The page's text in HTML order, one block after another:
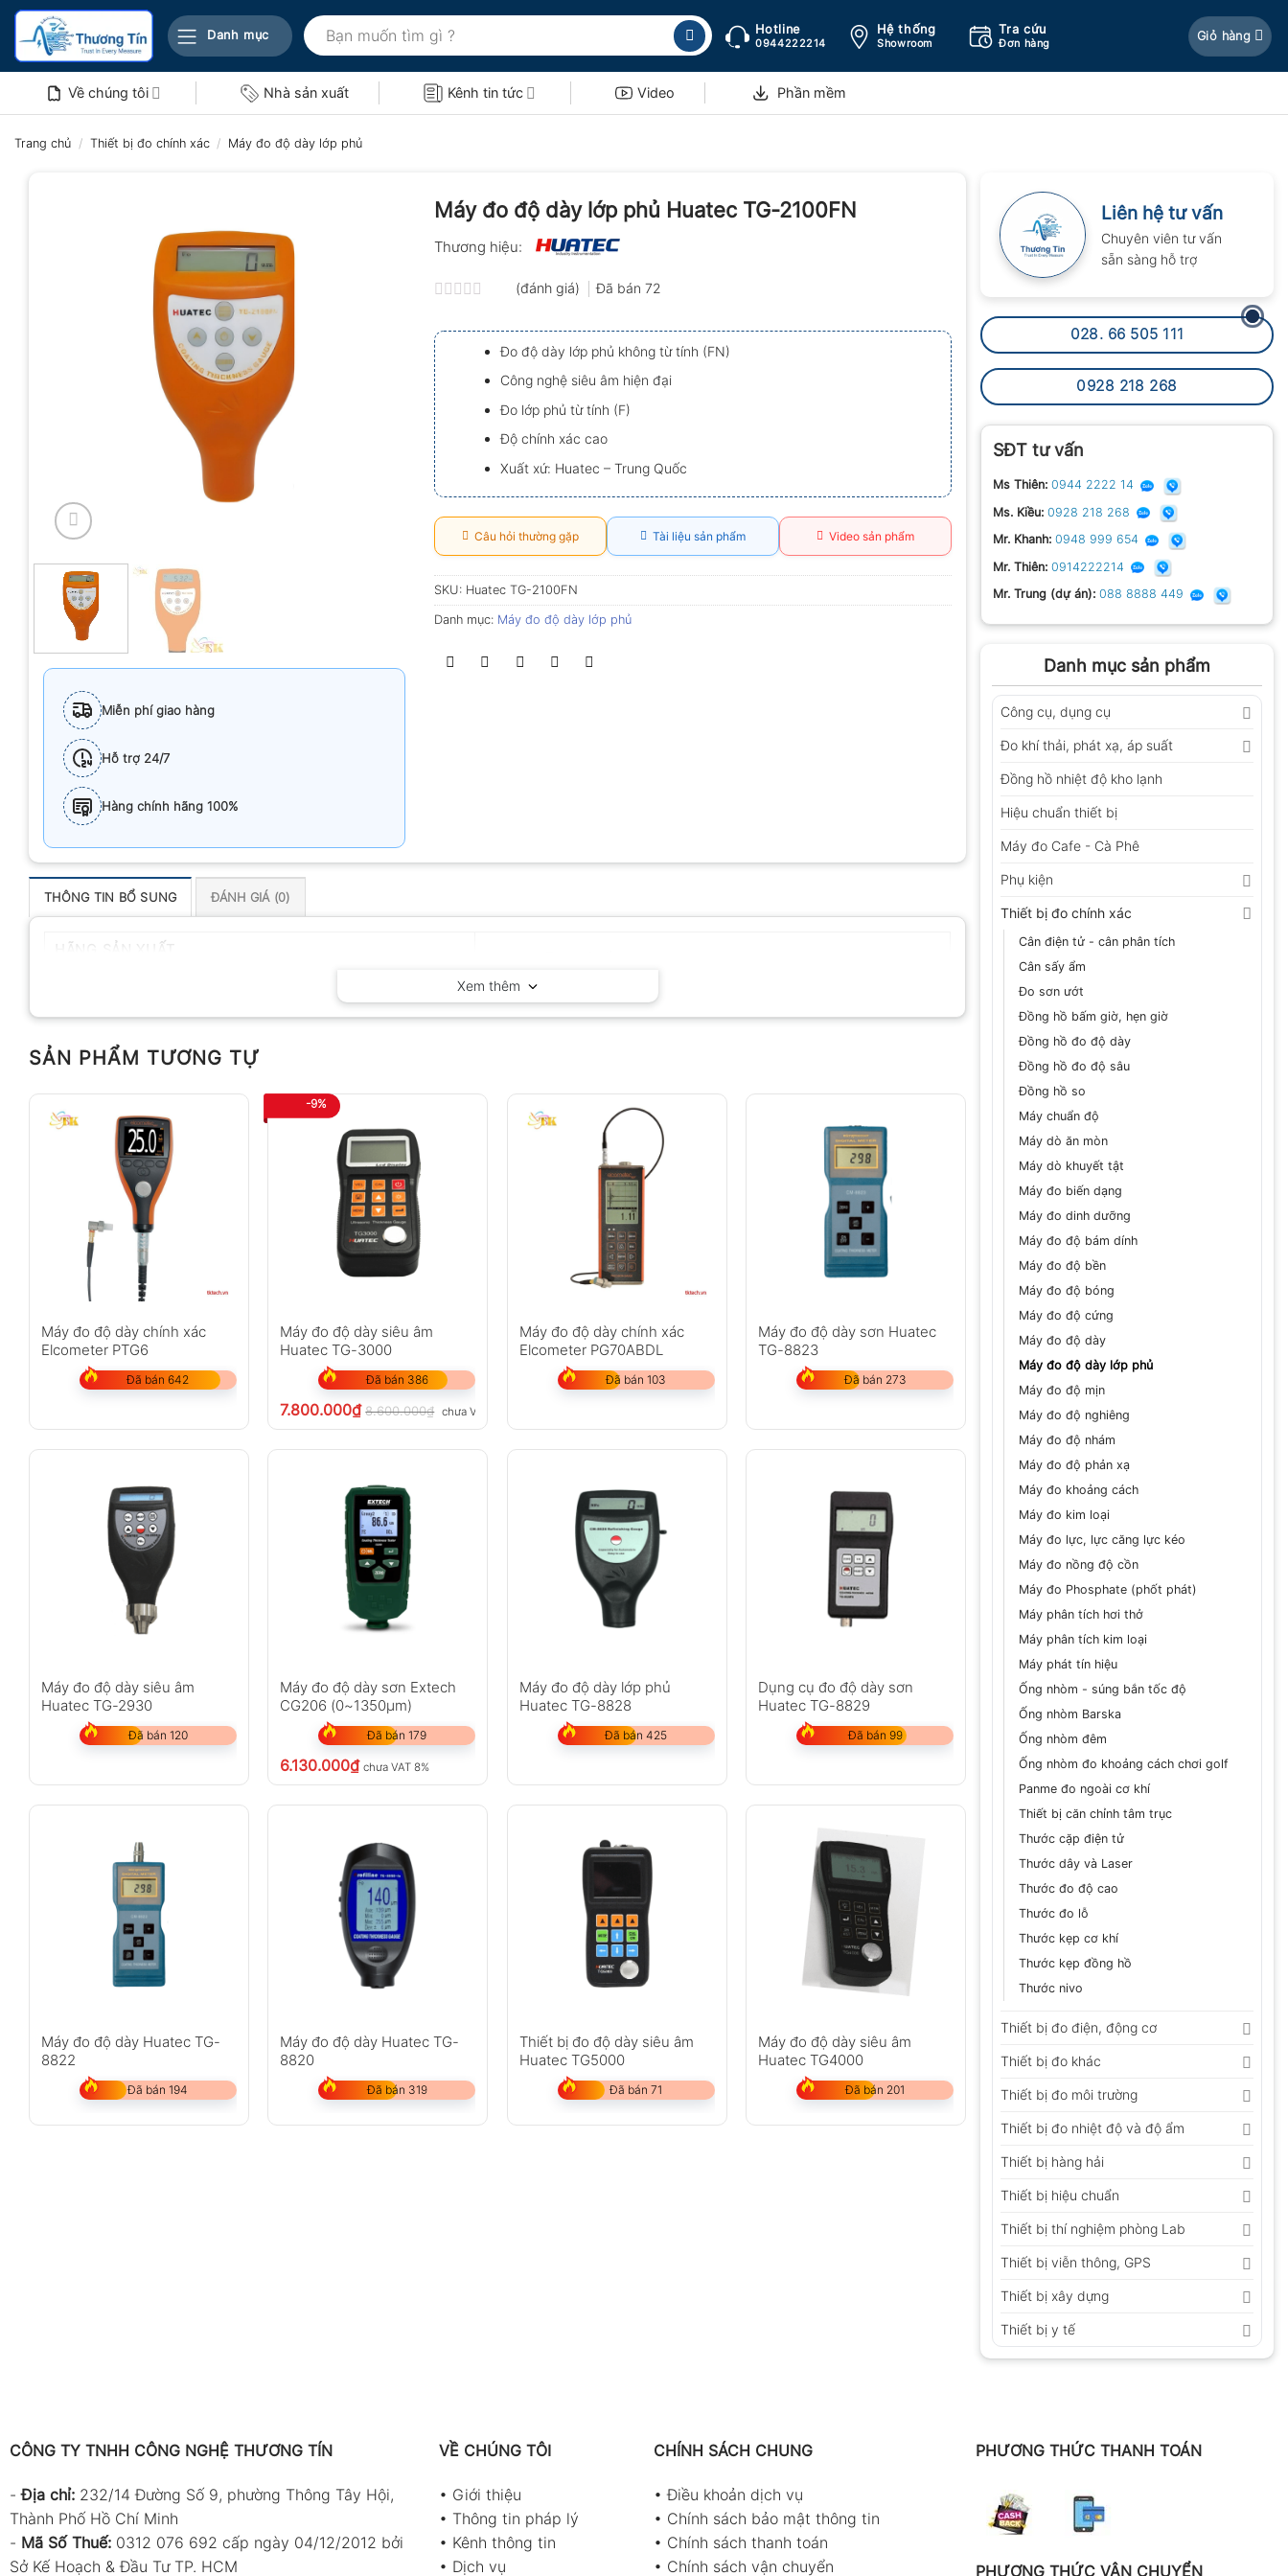
Bỏ
nội
Danh mục
Tìm
kiếm:
Hotline
0944222214
Hệ thống
Showroom
Tra cứu
Đơn hàng
Giỏ hàng
Về chúng tôi Nhà sản xuất Kênh tin tức Video Phần mềm
Trang chủ / Thiết bị đo chính xác / Máy đo độ dày lớp phủ
Liên hệ tư vấn
Chuyên viên tư vấn
sẵn sàng hỗ trợ
028. 66 505 111
0928 218 268
SĐT tư vấn
Ms Thiên: 0944 2222 14
Ms. Kiều: 0928 218 268
Mr. Khanh: 0948 999 654
Mr. Thiên: 0914222214
Mr. Trung (dự án): 088 8888 449
Danh mục sản phẩm
Công cụ, dụng cụ
Đo khí thải, phát xạ, áp suất
Đồng hồ nhiệt độ kho lạnh
Hiệu chuẩn thiết bị
Máy đo Cafe - Cà Phê
Phụ kiện
Thiết bị đo chính xác
Cân điện tử - cân phân tích
Cân sấy ẩm
Đo sơn ướt
Đồng hồ bấm giờ, hẹn giờ
Đồng hồ đo độ dày
Đồng hồ đo độ sâu
Đồng hồ so
Máy chuẩn độ
Máy dò ăn mòn
Máy dò khuyết tật
Máy đo biến dạng
Máy đo dinh dưỡng
Máy đo độ bám dính
Máy đo độ bền
Máy đo độ bóng
Máy đo độ cứng
Máy đo độ dày
Máy đo độ dày lớp phủ
Máy đo độ mịn
Máy đo độ nghiêng
Máy đo độ nhám
Máy đo độ phản xạ
Máy đo khoảng cách
Máy đo kim loại
Máy đo lực, lực căng lực kéo
Máy đo nồng độ cồn
Máy đo Phosphate (phốt phát)
Máy phân tích hơi thở
Máy phân tích kim loại
Máy phát tín hiệu
Ống nhòm - súng bắn tốc độ
Ống nhòm Barska
Ống nhòm đêm
Ống nhòm đo khoảng cách chơi golf
Panme đo ngoài cơ khí
Thiết bị căn chỉnh tâm trục
Thước cặp điện tử
Thước dây và Laser
Thước đo độ cao
Thước đo lỗ
Thước kẹp cơ khí
Thước kẹp đồng hồ
Thước nivo
Thiết bị đo điện, động cơ
Thiết bị đo khác
Thiết bị đo môi trường
Thiết bị đo nhiệt độ và độ ẩm
Thiết bị hàng hải
Thiết bị hiệu chuẩn
Thiết bị thí nghiệm phòng Lab
Thiết bị viễn thông, GPS
Thiết bị xây dựng
Thiết bị y tế
Miễn phí giao hàng
Hỗ trợ 24/7
Hàng chính hãng 100%
Máy đo độ dày lớp phủ Huatec TG-2100FN
Thương hiệu:
xếp
hạng
0.0
5
sao
(đánh giá) Đã bán72
Đo độ dày lớp phủ không từ tính (FN)
Công nghệ siêu âm hiện đại
Đo lớp phủ từ tính (F)
Độ chính xác cao
Xuất xứ: Huatec – Trung Quốc
Câu hỏi thường gặp Tài liệu sản phẩm Video sản phẩm
SKU: Huatec TG-2100FN
Danh mục: Máy đo độ dày lớp phủ
THÔNG TIN BỔ SUNG ĐÁNH GIÁ (0)
Xem thêm
SẢN PHẨM TƯƠNG TỰ
Máy đo độ dày chính xác
Elcometer PTG6
Đã bán 642
-9%
Máy đo độ dày siêu âm
Huatec TG-3000
Đã bán 386
7.800.000₫ 8.600.000₫ chưa VAT 8%
Máy đo độ dày chính xác
Elcometer PG70ABDL
Đã bán 103
Máy đo độ dày sơn Huatec
TG-8823
Đã bán 273
Máy đo độ dày siêu âm
Huatec TG-2930
Đã bán 120
Máy đo độ dày sơn Extech
CG206 (0~1350µm)
Đã bán 179
6.130.000₫ chưa VAT 8%
Máy đo độ dày lớp phủ
Huatec TG-8828
Đã bán 425
Dụng cụ đo độ dày sơn
Huatec TG-8829
Đã bán 99
Máy đo độ dày Huatec TG-
8822
Đã bán 194
Máy đo độ dày Huatec TG-
8820
Đã bán 319
Thiết bị đo độ dày siêu âm
Huatec TG5000
Đã bán 71
Máy đo độ dày siêu âm
Huatec TG4000
Đã bán 201
CÔNG TY TNHH CÔNG NGHỆ THƯƠNG TÍN
-Địa chỉ: 232/14 Đường Số 9, phường Thông Tây Hội,
Thành Phố Hồ Chí Minh
- Mã Số Thuế: 0312 076 692 cấp ngày 04/12/2012 bởi
Sở Kế Hoạch & Đầu Tư TP. HCM
VỀ CHÚNG TÔI
• Giới thiệu
• Thông tin pháp lý
• Kênh thông tin
• Dịch vụ
CHÍNH SÁCH CHUNG
•Điều khoản dịch vụ
• Chính sách bảo mật thông tin
• Chính sách thanh toán
• Chính sách vận chuyển
PHƯƠNG THỨC THANH TOÁN
PHƯƠNG THỨC VẬN CHUYỂN